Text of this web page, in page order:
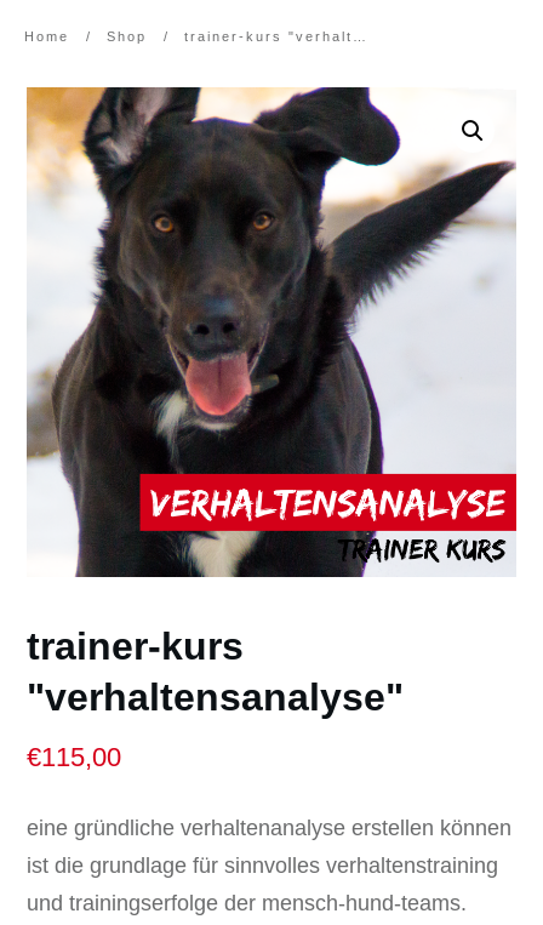
Home / Shop /
trainer-kurs
"verhaltensanalyse"
€115,00
eine gründliche verhaltenanalyse erstellen können
ist die grundlage für sinnvolles verhaltenstraining
und trainingserfolge der mensch-hund-teams.